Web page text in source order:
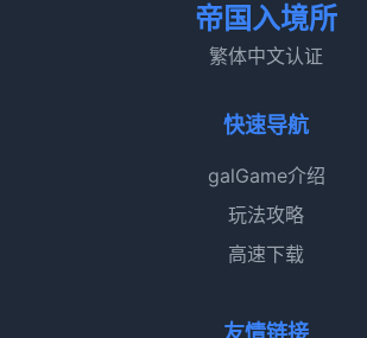
帝国入境所
繁体中文认证
快速导航
galGame介绍
玩法攻略
高速下载